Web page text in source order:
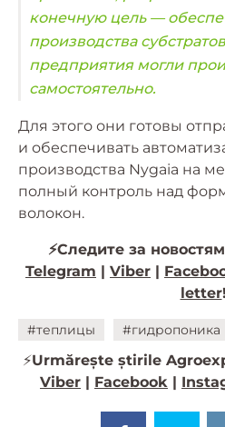
конечную цель —
производства
предприятия могли
самостоятельно.
Для этого они готовы
и обеспечивать
производства Nygaia на
полный контроль над
волокон.
⚡️Следите за
Telegram
Viber
letter!
#теплицы #гидропоника
⚡️Urmărește știrile
Viber
Facebook